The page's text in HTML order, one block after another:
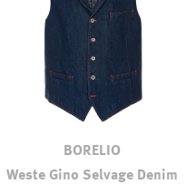
BORELIO
Weste Gino Selvage Denim